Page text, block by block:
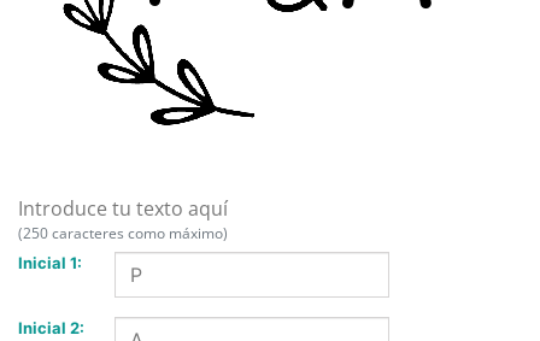
Introduce tu texto aquí
(250 caracteres como máximo)
Inicial 1:
Inicial 2: